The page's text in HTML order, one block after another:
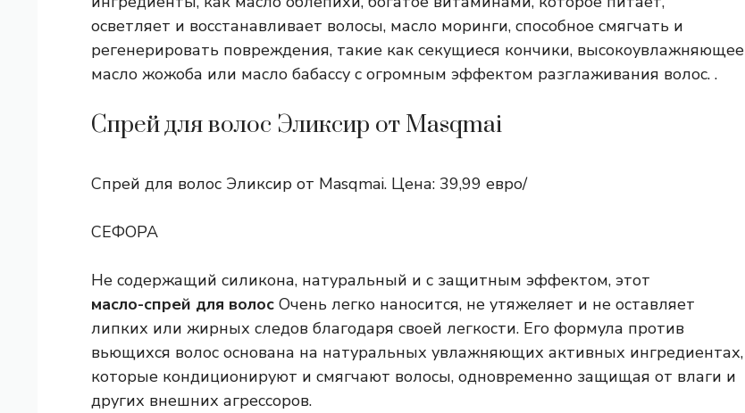
осветляет и восстанавливает волосы, масло моринги, способное смягчать и
регенерировать повреждения, такие как секущиеся кончики, высокоувлажняющее
масло жожоба или масло бабассу с огромным эффектом разглаживания волос. .
Спрей для волос Эликсир от Masqmai
Спрей для волос Эликсир от Masqmai. Цена: 39,99 евро/
СЕФОРА
Не содержащий силикона, натуральный и с защитным эффектом, этот
масло-спрей для волос Очень легко наносится, не утяжеляет и не оставляет
липких или жирных следов благодаря своей легкости. Его формула против
вьющихся волос основана на натуральных увлажняющих активных ингредиентах,
которые кондиционируют и смягчают волосы, одновременно защищая от влаги и
других внешних агрессоров.